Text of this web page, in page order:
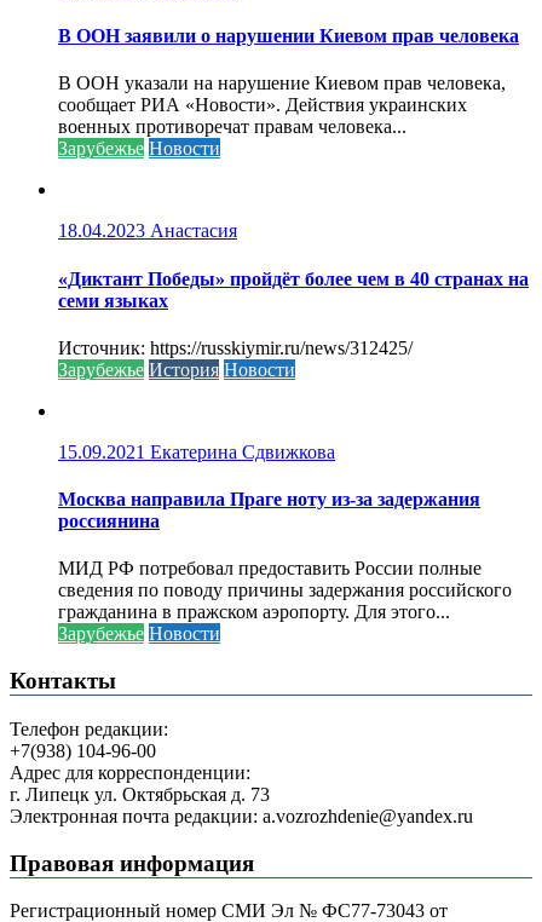
В ООН заявили о нарушении Киевом прав человека
В ООН указали на нарушение Киевом прав человека,
сообщает РИА «Новости». Действия украинских
военных противоречат правам человека...
Зарубежье Новости
18.04.2023 Анастасия
«Диктант Победы» пройдёт более чем в 40 странах на
семи языках
Источник: https://russkiymir.ru/news/312425/
Зарубежье История Новости
15.09.2021 Екатерина Сдвижкова
Москва направила Праге ноту из-за задержания
россиянина
МИД РФ потребовал предоставить России полные
сведения по поводу причины задержания российского
гражданина в пражском аэропорту. Для этого...
Зарубежье Новости
Контакты
Телефон редакции:
+7(938) 104-96-00
Адрес для корреспонденции:
г. Липецк ул. Октябрьская д. 73
Электронная почта редакции: a.vozrozhdenie@yandex.ru
Правовая информация
Регистрационный номер СМИ Эл № ФС77-73043 от